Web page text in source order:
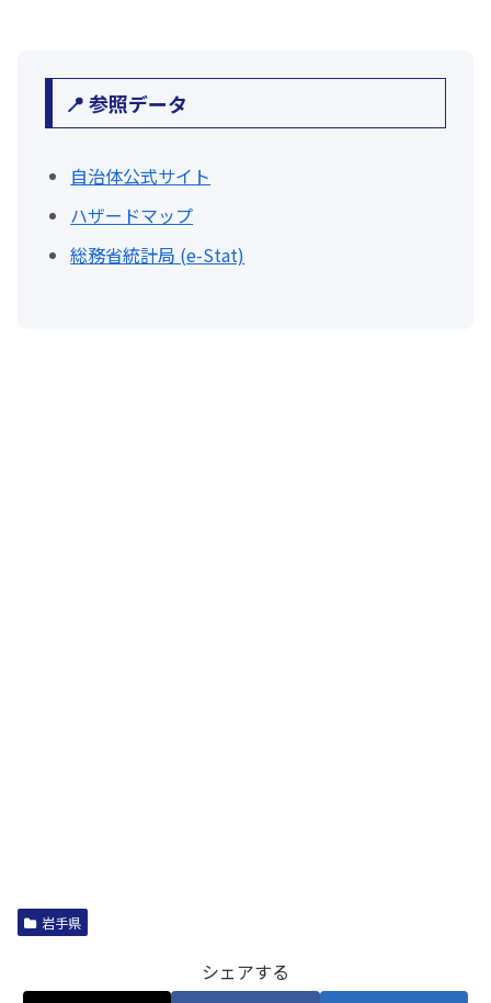
📍 参照データ
自治体公式サイト
ハザードマップ
総務省統計局 (e-Stat)
岩手県
シェアする